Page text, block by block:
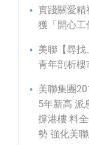
實踐關愛精
獲「開心工
美聯【尋
青年剖析樓
美聯集團
5年新高 派
撐港樓 料
勢 強化美